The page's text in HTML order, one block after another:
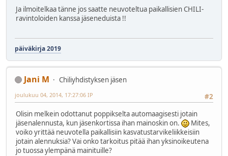
Ja ilmoitelkaa tänne jos saatte neuvoteltua paikallisien CHILI-
ravintoloiden kanssa jäseneduista !!
päiväkirja 2019
Jani M
Chiliyhdistyksen jäsen
#2
joulukuu 04, 2014, 17:27:06 IP
Olisin melkein odottanut poppikselta automaagisesti jotain
jäsenalennusta, kun jäsenkortissa ihan mainoskin on.
Mites,
voiko yrittää neuvotella paikallisiin kasvatustarvikeliikkeisiin
jotain alennuksia? Vai onko tarkoitus pitää ihan yksinoikeutena
jo tuossa ylempänä mainituille?